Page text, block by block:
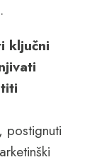
ključni
postignuti